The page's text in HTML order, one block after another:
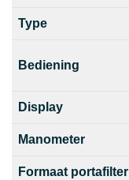
Type
Bediening
Display
Manometer
Formaat portafilter